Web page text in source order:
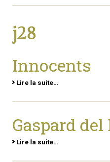
j28
Innocents
Lire la suite…
Gaspard
Lire la suite…